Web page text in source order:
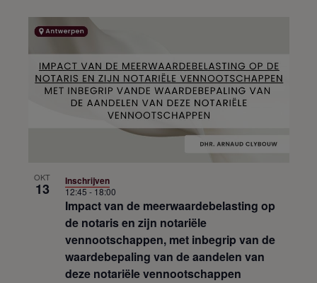
OKT
13
Impact van de meerwaardebelasting op
de notaris en zijn notariële
vennootschappen, met inbegrip van de
waardebepaling van de aandelen van
deze notariële vennootschappen
12:45-18:00
Inschrijven